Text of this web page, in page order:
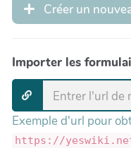
Créer un
Importer les
Exemple d'url pour
https://